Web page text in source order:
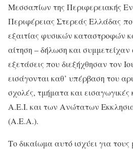
Μεσσαπίων της Περιφερειακής
Περιφέρειας Στερεάς Ελλάδας
εξαιτίας φυσικών καταστροφών
αίτηση – δήλωση και συμμετείχαν
εξετάσεις που διεξήχθησαν τον
εισάγονται καθ’ υπέρβαση του
σχολές, τμήματα και εισαγωγικές
Α.Ε.Ι. και των Ανώτατων
(Α.Ε.Α.).
Το δικαίωμα αυτό ισχύει για